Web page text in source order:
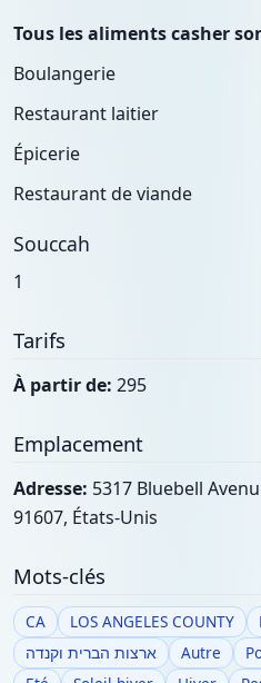
Tous les aliments casher
Boulangerie
Restaurant laitier
Épicerie
Restaurant de viande
Souccah
1
Tarifs
À partir de: 295
Emplacement
Adresse: 5317 Bluebell
91607, États-Unis
Mots-clés
CA LOS ANGELES COUNTY
ארצות הברית וקנדה
Autre